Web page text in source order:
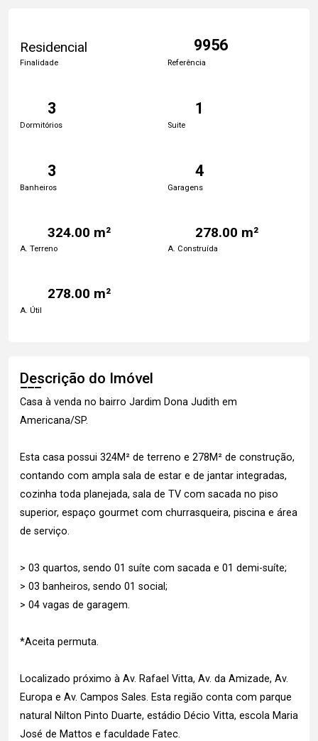
Residencial
Finalidade
9956
Referência
3
Dormitórios
1
Suite
3
Banheiros
4
Garagens
324.00 m²
A. Terreno
278.00 m²
A. Construída
278.00 m²
A. Útil
Descrição do Imóvel
Casa à venda no bairro Jardim Dona Judith em
Americana/SP.
Esta casa possui 324M² de terreno e 278M² de construção,
contando com ampla sala de estar e de jantar integradas,
cozinha toda planejada, sala de TV com sacada no piso
superior, espaço gourmet com churrasqueira, piscina e área
de serviço.
> 03 quartos, sendo 01 suíte com sacada e 01 demi-suíte;
> 03 banheiros, sendo 01 social;
> 04 vagas de garagem.
*Aceita permuta.
Localizado próximo à Av. Rafael Vitta, Av. da Amizade, Av.
Europa e Av. Campos Sales. Esta região conta com parque
natural Nilton Pinto Duarte, estádio Décio Vitta, escola Maria
José de Mattos e faculdade Fatec.